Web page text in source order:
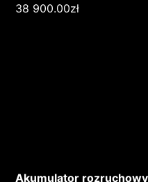
38 900.00zł
Akumulator